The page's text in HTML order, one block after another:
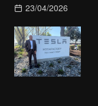
23/04/2026